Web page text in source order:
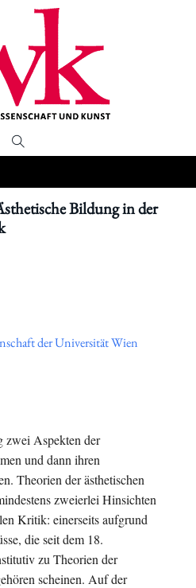
Bildung in der
der Universität Wien
zwei Aspekten der
und dann ihren
Theorien der ästhetischen
zweierlei Hinsichten
Kritik: einerseits aufgrund
die seit dem 18.
zu Theorien der
scheinen. Auf der